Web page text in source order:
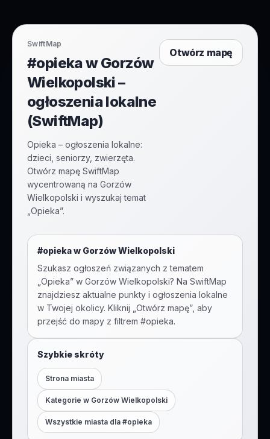
SwiftMap
#opieka w Gorzów
Wielkopolski –
ogłoszenia lokalne
(SwiftMap)
Opieka – ogłoszenia lokalne:
dzieci, seniorzy, zwierzęta.
Otwórz mapę SwiftMap
wycentrowaną na Gorzów
Wielkopolski i wyszukaj temat
„Opieka”.
Otwórz mapę
#opiekaw Gorzów Wielkopolski
Szukasz ogłoszeń związanych z tematem
Opieka” w Gorzów Wielkopolski? Na SwiftMap
znajdziesz aktualne punkty i ogłoszenia lokalne
w Twojej okolicy. Kliknij „Otwórz mapę”, aby
przejść do mapy z filtrem #opieka.
Szybkie skróty
Strona miasta
Kategorie w Gorzów Wielkopolski
Wszystkie miasta dla #opieka